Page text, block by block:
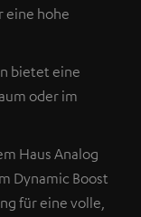
eine hohe
bietet eine
oder im
Haus Analog
Dynamic Boost
für eine volle,